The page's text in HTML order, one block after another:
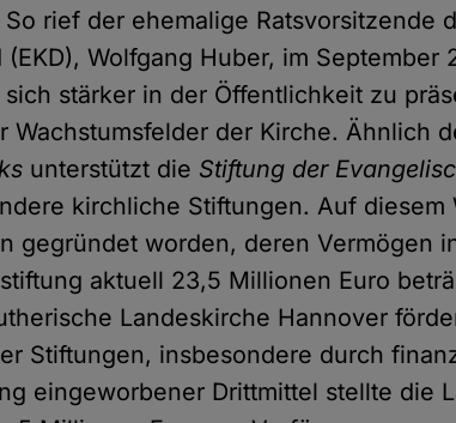
rief der ehemalige Ratsvorsitzende
Wolfgang Huber, im September
stärker in der Öffentlichkeit zu
Wachstumsfelder der Kirche. Ähnlich
unterstützt die Stiftung der
kirchliche Stiftungen. Auf diesem
gegründet worden, deren Vermögen
aktuell 23,5 Millionen Euro
Landeskirche Hannover
Stiftungen, insbesondere durch
eingeworbener Drittmittel stellte die